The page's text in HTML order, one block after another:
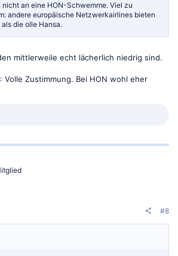
an eine HON-Schwemme. Viel zu
andere europäische Netzwerkairlines bieten
die olle Hansa.
mittlerweile echt lächerlich niedrig sind.
Volle Zustimmung. Bei HON wohl eher
#8